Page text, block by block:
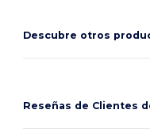
Descubre otros
Reseñas de Clientes